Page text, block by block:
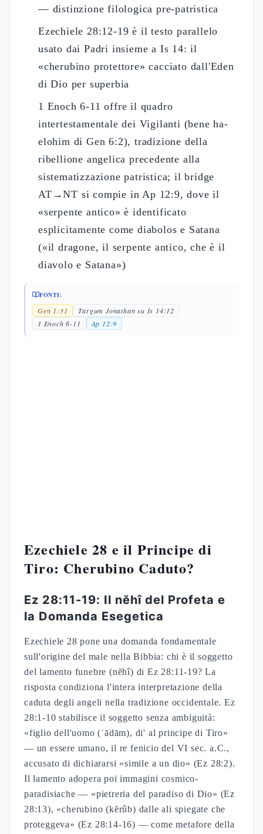
— distinzione filologica pre-patristica
Ezechiele 28:12-19 è il testo parallelo
usato dai Padri insieme a Is 14: il
«cherubino protettore» cacciato dall'Eden
di Dio per superbia
1 Enoch 6-11 offre il quadro
intertestamentale dei Vigilanti (bene ha-
elohim di Gen 6:2), tradizione della
ribellione angelica precedente alla
sistematizzazione patristica; il bridge
AT→NT si compie in Ap 12:9, dove il
«serpente antico» è identificato
esplicitamente come diabolos e Satana
(«il dragone, il serpente antico, che è il
diavolo e Satana»)
FONTI:
Gen 1:31
Targum Jonathan su Is 14:12
1 Enoch 6-11
Ap 12:9
Ezechiele 28 e il Principe di
Tiro: Cherubino Caduto?
Ez 28:11-19: Il nĕhî del Profeta e
la Domanda Esegetica
Ezechiele 28 pone una domanda fondamentale
sull'origine del male nella Bibbia: chi è il soggetto
del lamento funebre (nĕhî) di Ez 28:11-19? La
risposta condiziona l'intera interpretazione della
caduta degli angeli nella tradizione occidentale. Ez
28:1-10 stabilisce il soggetto senza ambiguità:
«figlio dell'uomo (ʾādām), di' al principe di Tiro»
— un essere umano, il re fenicio del VI sec. a.C.,
accusato di dichiararsi «simile a un dio» (Ez 28:2).
Il lamento adopera poi immagini cosmico-
paradisiache — «pietreria del paradiso di Dio» (Ez
28:13), «cherubino (kĕrûb) dalle ali spiegate che
proteggeva» (Ez 28:14-16) — come metafore della